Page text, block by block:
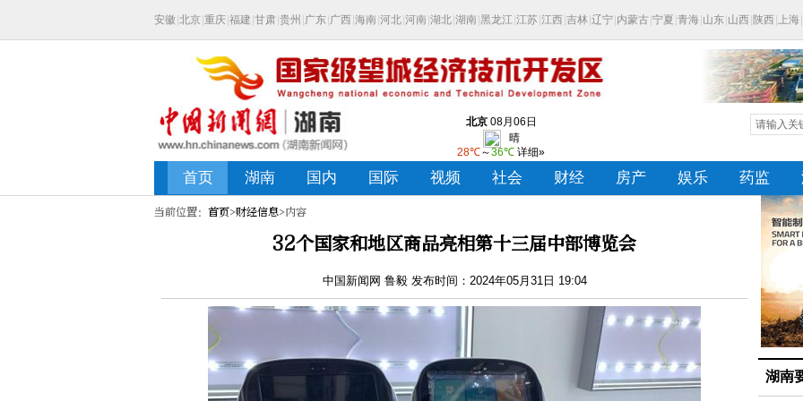
当前位置： 首页>财经信息>内容
32个国家和地区商品亮相第十三届中部博览会
中国新闻网 鲁毅 发布时间：2024年05月31日 19:04
湖南